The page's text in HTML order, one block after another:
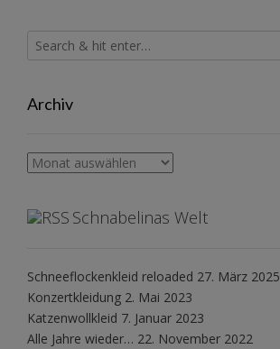
Archiv
Archiv
Schnabelinas Welt
Schneeflockenkleid reloaded 27. März 2025
Konzertkleidung 2. Mai 2023
Katzenwollkleid 7. Januar 2023
Alle Jahre wieder… 22. November 2022